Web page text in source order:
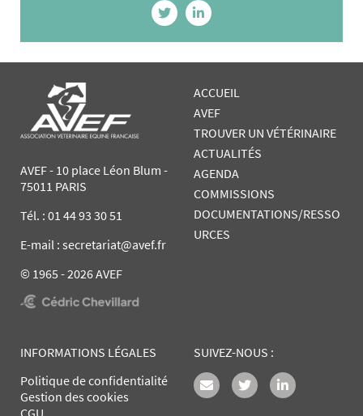
AVEF - 10 place Léon Blum -
75011 PARIS
Tél. : 01 44 93 30 51
E-mail : secretariat@avef.fr
© 1965 - 2026 AVEF
ACCUEIL
AVEF
TROUVER UN VÉTÉRINAIRE
ACTUALITÉS
AGENDA
COMMISSIONS
DOCUMENTATIONS/RESSO
URCES
INFORMATIONS LÉGALES
Politique de confidentialité
Gestion des cookies
SUIVEZ-NOUS :